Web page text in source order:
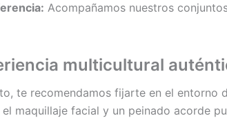
Acompañamos nuestros
multicultural
te recomendamos fijarte en el
maquillaje facial y un peinado acorde